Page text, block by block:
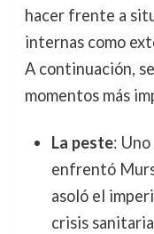
hacer frente a
internas como
A continuación,
momentos más
La peste: Uno
enfrentó
asoló el
crisis